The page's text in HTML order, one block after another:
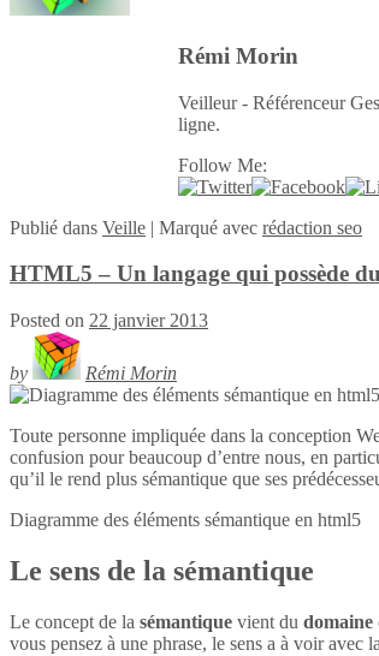
Rémi Morin
Veilleur - Référenceur
ligne.
Follow Me:
Publié dans Veille | Marqué avec rédaction seo
HTML5 – Un langage qui possède
Posted on 22 janvier 2013
by Rémi Morin
Toute personne impliquée dans la conception
confusion pour beaucoup d’entre nous, en
qu’il le rend plus sémantique que ses
Diagramme des éléments sémantique en html5
Le sens de la sémantique
Le concept de la sémantique vient du domaine
vous pensez à une phrase, le sens a à voir avec